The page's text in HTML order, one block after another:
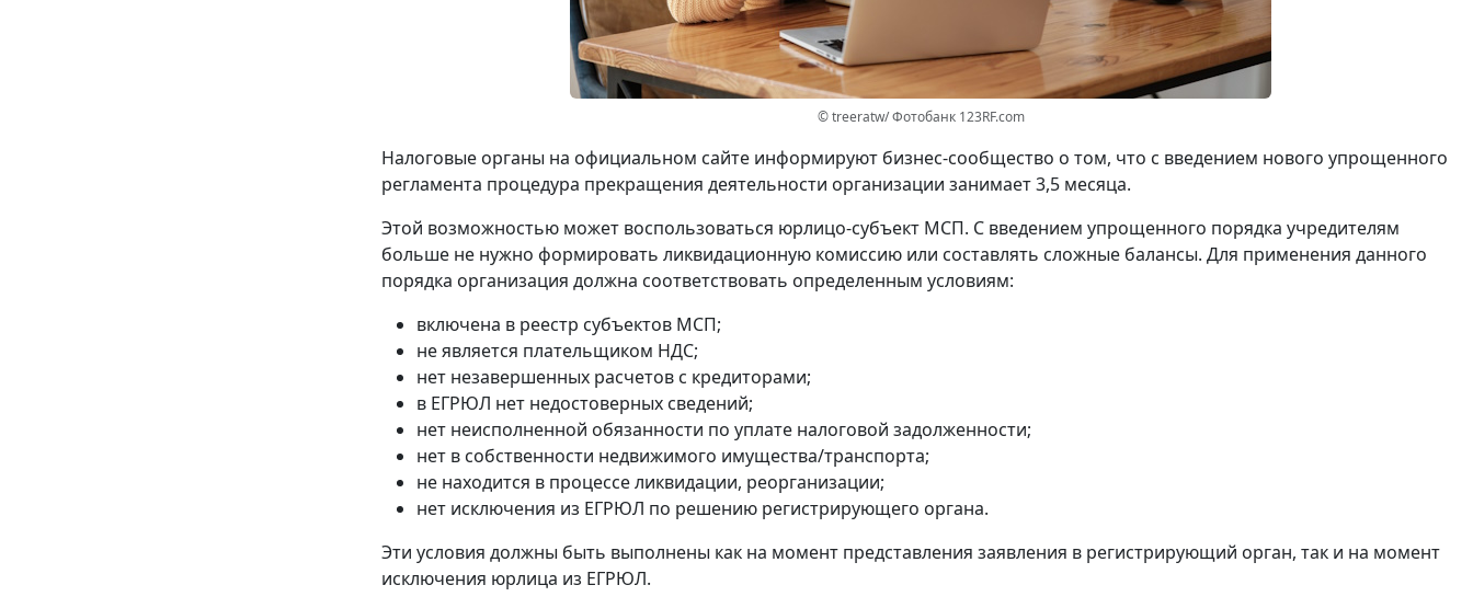
© treeratw/ Фотобанк 123RF.com
Налоговые органы на официальном сайте информируют бизнес-сообщество о том, что с введением нового упрощенного
регламента процедура прекращения деятельности организации занимает 3,5 месяца.
Этой возможностью может воспользоваться юрлицо-субъект МСП. С введением упрощенного порядка учредителям
больше не нужно формировать ликвидационную комиссию или составлять сложные балансы. Для применения данного
порядка организация должна соответствовать определенным условиям:
включена в реестр субъектов МСП;
не является плательщиком НДС;
нет незавершенных расчетов с кредиторами;
в ЕГРЮЛ нет недостоверных сведений;
нет неисполненной обязанности по уплате налоговой задолженности;
нет в собственности недвижимого имущества/транспорта;
не находится в процессе ликвидации, реорганизации;
нет исключения из ЕГРЮЛ по решению регистрирующего органа.
Эти условия должны быть выполнены как на момент представления заявления в регистрирующий орган, так и на момент
исключения юрлица из ЕГРЮЛ.